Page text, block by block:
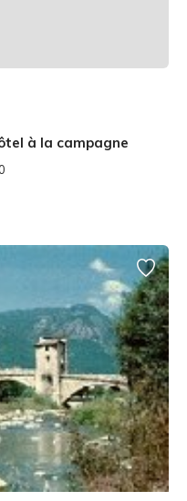
à la campagne